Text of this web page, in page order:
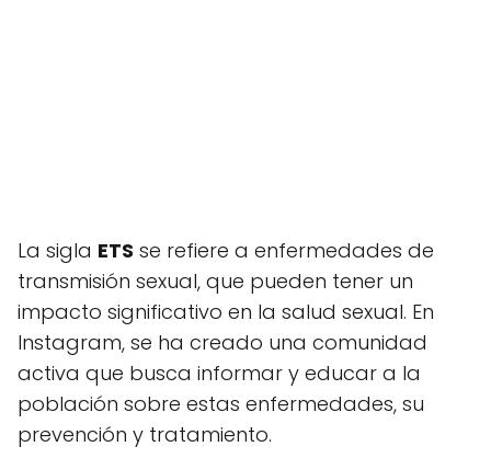
La sigla ETS se refiere a enfermedades de
transmisión sexual, que pueden tener un
impacto significativo en la salud sexual. En
Instagram, se ha creado una comunidad
activa que busca informar y educar a la
población sobre estas enfermedades, su
prevención y tratamiento.